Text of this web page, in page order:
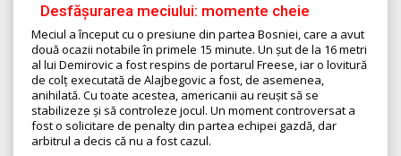
Desfășurarea meciului: momente cheie
Meciul a început cu o presiune din partea Bosniei, care a avut
două ocazii notabile în primele 15 minute. Un șut de la 16 metri
al lui Demirovic a fost respins de portarul Freese, iar o lovitură
de colț executată de Alajbegovic a fost, de asemenea,
anihilată. Cu toate acestea, americanii au reușit să se
stabilizeze și să controleze jocul. Un moment controversat a
fost o solicitare de penalty din partea echipei gazdă, dar
arbitrul a decis că nu a fost cazul.